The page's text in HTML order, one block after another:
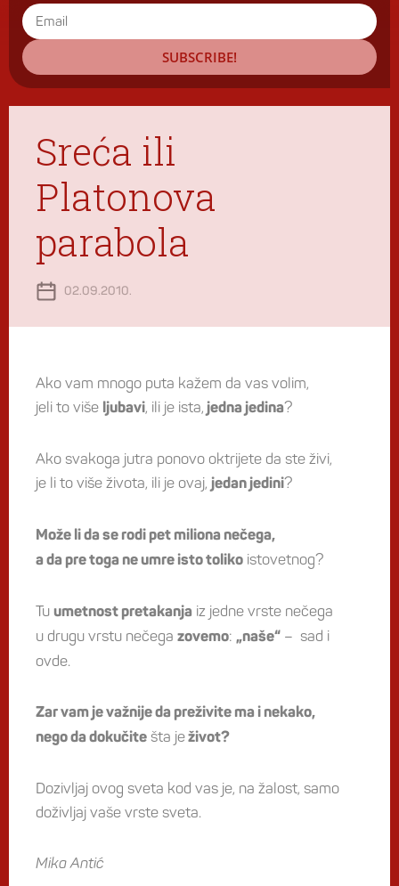
SUBSCRIBE!
Sreća ili
Platonova
parabola
02.09.2010.
Ako vam mnogo puta kažem da vas volim,
jeli to više ljubavi, ili je ista, jedna jedina?
Ako svakoga jutra ponovo oktrijete da ste živi,
je li to više života, ili je ovaj, jedan jedini?
Može li da se rodi pet miliona nečega,
a da pre toga ne umre isto toliko istovetnog?
Tu umetnost pretakanja iz jedne vrste nečega
u drugu vrstu nečega zovemo: „naše“ – sad i
ovde.
Zar vam je važnije da preživite ma i nekako,
nego da dokučite šta ježivot?
Dozivljaj ovog sveta kod vas je, na žalost, samo
doživljaj vaše vrste sveta.
Mika Antić